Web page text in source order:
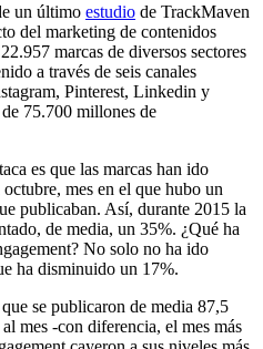
un último estudio de TrackMaven
del marketing de contenidos
marcas de diversos sectores
a través de seis canales
Pinterest, Linkedin y
75.700 millones de
es que las marcas han ido
mes en el que hubo un
publicaban. Así, durante 2015 la
de media, un 35%. ¿Qué ha
No solo no ha ido
ha disminuido un 17%.
se publicaron de media 87,5
mes -con diferencia, el mes más